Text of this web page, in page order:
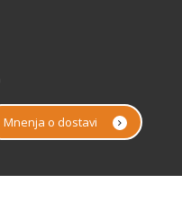
Mnenja o dostavi